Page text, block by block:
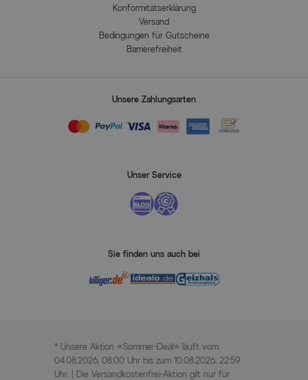
Konformitätserklärung
Versand
Bedingungen für Gutscheine
Barrierefreiheit
Unsere Zahlungsarten
Unser Service
Sie finden uns auch bei
* Unsere Aktion «Sommer-Deal» läuft vom
04.08.2026, 08:00 Uhr bis zum 10.08.2026, 22:59
Uhr. | Die Versandkostenfrei-Aktion gilt nur für